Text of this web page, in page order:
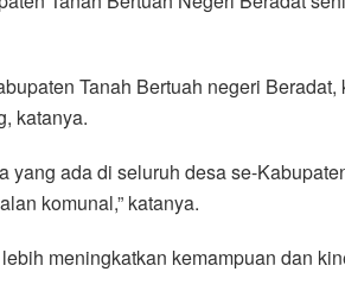
Tanah Bertuah negeri
katanya.
ada di seluruh desa se-
komunal,” katanya.
meningkatkan kemampuan dan